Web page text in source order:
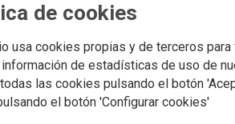
de cookies
usa cookies propias y de terceros para
de estadísticas de uso de
las cookies pulsando el botón
el botón 'Configurar cookies'
del primer
por carretera en